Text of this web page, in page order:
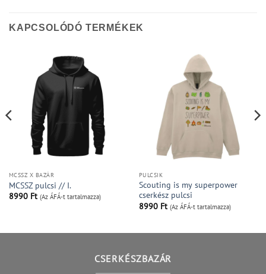
KAPCSOLÓDÓ TERMÉKEK
MCSSZ X BAZÁR
MCSSZ pulcsi // I.
8990 Ft (Az ÁFÁ-t tartalmazza)
PULCSIK
Scouting is my superpower
cserkész pulcsi
8990 Ft (Az ÁFÁ-t tartalmazza)
CSERKÉSZBAZÁR